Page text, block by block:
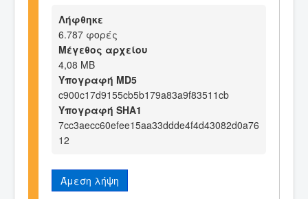
Λήφθηκε
6.787 φορές
Μέγεθος αρχείου
4,08 MB
Υπογραφή MD5
c900c17d9155cb5b179a83a9f83511cb
Υπογραφή SHA1
7cc3aecc60efee15aa33ddde4f4d43082d0a76
12
Άμεση λήψη